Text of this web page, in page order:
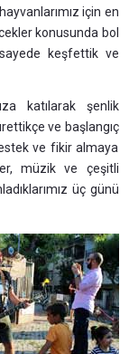
için en
konusunda bol
keşfettik ve
katılarak şenlik
ve başlangıç
ve fikir almaya
müzik ve çeşitli
üç günü